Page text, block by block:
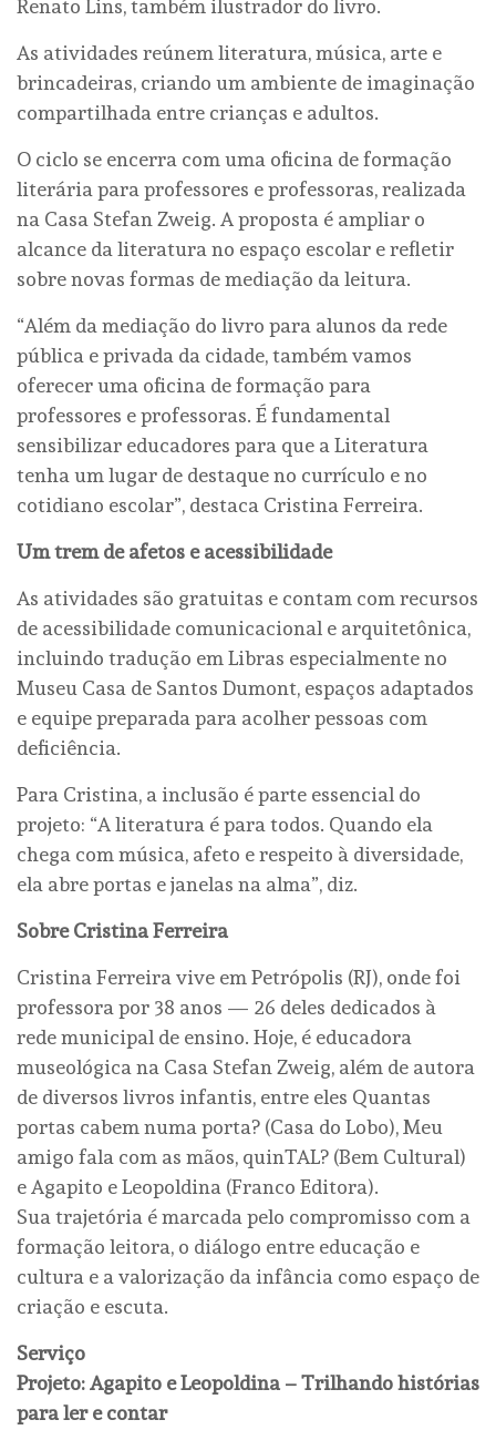
Renato Lins, também ilustrador do livro.
As atividades reúnem literatura, música, arte e
brincadeiras, criando um ambiente de imaginação
compartilhada entre crianças e adultos.
O ciclo se encerra com uma oficina de formação
literária para professores e professoras, realizada
na Casa Stefan Zweig. A proposta é ampliar o
alcance da literatura no espaço escolar e refletir
sobre novas formas de mediação da leitura.
“Além da mediação do livro para alunos da rede
pública e privada da cidade, também vamos
oferecer uma oficina de formação para
professores e professoras. É fundamental
sensibilizar educadores para que a Literatura
tenha um lugar de destaque no currículo e no
cotidiano escolar”, destaca Cristina Ferreira.
Um trem de afetos e acessibilidade
As atividades são gratuitas e contam com recursos
de acessibilidade comunicacional e arquitetônica,
incluindo tradução em Libras especialmente no
Museu Casa de Santos Dumont, espaços adaptados
e equipe preparada para acolher pessoas com
deficiência.
Para Cristina, a inclusão é parte essencial do
projeto: “A literatura é para todos. Quando ela
chega com música, afeto e respeito à diversidade,
ela abre portas e janelas na alma”, diz.
Sobre Cristina Ferreira
Cristina Ferreira vive em Petrópolis (RJ), onde foi
professora por 38 anos — 26 deles dedicados à
rede municipal de ensino. Hoje, é educadora
museológica na Casa Stefan Zweig, além de autora
de diversos livros infantis, entre eles Quantas
portas cabem numa porta? (Casa do Lobo), Meu
amigo fala com as mãos, quinTAL? (Bem Cultural)
e Agapito e Leopoldina (Franco Editora).
Sua trajetória é marcada pelo compromisso com a
formação leitora, o diálogo entre educação e
cultura e a valorização da infância como espaço de
criação e escuta.
Serviço
Projeto: Agapito e Leopoldina – Trilhando histórias
para ler e contar